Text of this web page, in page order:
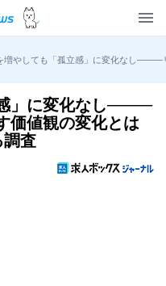
増やしても「孤立感」に変化なし────
」に変化なし────
価値観の変化とは
査